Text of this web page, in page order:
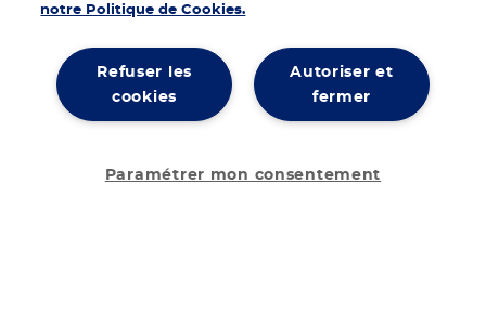
notre Politique de Cookies.
Autoriser et
fermer
Refuser les
cookies
Paramétrer mon consentement